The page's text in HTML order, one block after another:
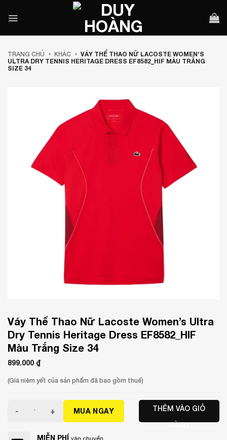
qua
TRANG CHỦ • KHÁC • VÁY THỂ THAO NỮ LACOSTE WOMEN’S
ULTRA DRY TENNIS HERITAGE DRESS EF8582_HIF MÀU TRẮNG
SIZE 34
Váy Thể Thao Nữ Lacoste Women’s Ultra
Dry Tennis Heritage Dress EF8582_HIF
Màu Trắng Size 34
899.000 ₫
(Giá niêm yết của sản phẩm đã bao gồm thuế)
Váy Thể Thao Nữ Lacoste Women's Ultra Dry Tennis
MUA NGAY
THÊM VÀO GIỎ
HÀNG
MIỄN PHÍ vận chuyển